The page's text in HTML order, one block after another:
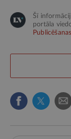
Šī
portāla